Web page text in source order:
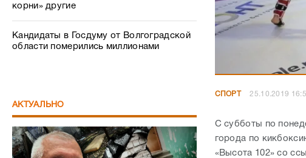
корни» другие
Кандидаты в Госдуму от Волгоградской
области померились миллионами
АКТУАЛЬНО
СПОРТ 25.10.2019
С субботы по
города по
«Высота 102» со